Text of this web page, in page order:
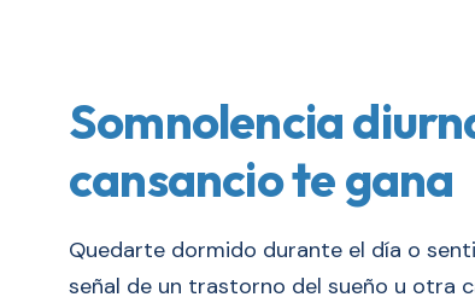
Somnolencia
cansancio te gana
Quedarte dormido durante el día o
señal de un trastorno del sueño u otra